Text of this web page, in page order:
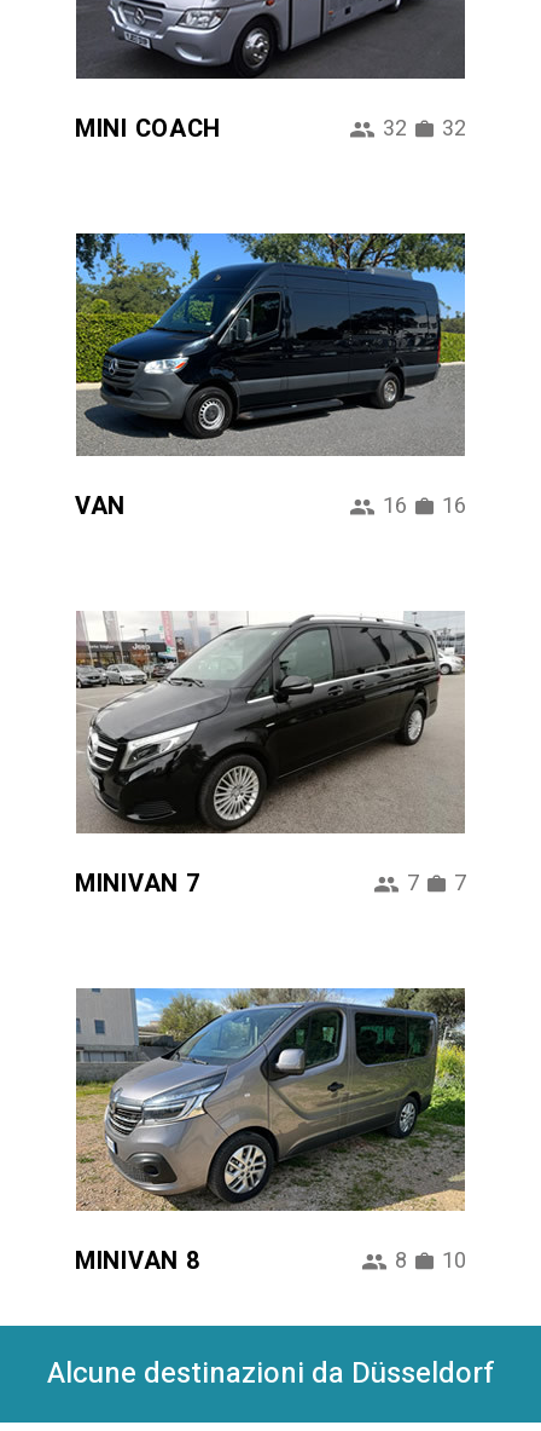
MINI COACH 32 32
VAN 16 16
MINIVAN 7 7 7
MINIVAN 8 8 10
Alcune destinazioni da Düsseldorf